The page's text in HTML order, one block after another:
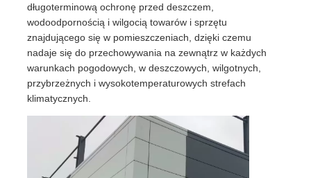
Stalowy materiał budowlany
Dom drobiu
stodoła dla krów
długoterminową ochronę przed deszczem,
wodoodpornością i wilgocią towarów i sprzętu
znajdującego się w pomieszczeniach, dzięki czemu
nadaje się do przechowywania na zewnątrz w każdych
warunkach pogodowych, w deszczowych, wilgotnych,
przybrzeżnych i wysokotemperaturowych strefach
klimatycznych.